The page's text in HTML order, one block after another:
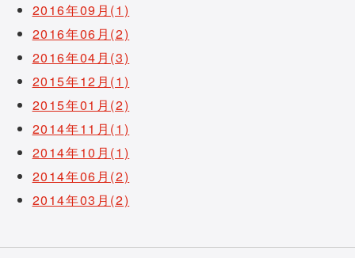
2016年09月(1)
2016年06月(2)
2016年04月(3)
2015年12月(1)
2015年01月(2)
2014年11月(1)
2014年10月(1)
2014年06月(2)
2014年03月(2)